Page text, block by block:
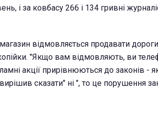
і за ковбасу 266 і 134 гривні
відмовляється продавати
"Якщо вам відмовляють, ви
акції прирівнюються до законів -
сказати" ні ", то це порушення